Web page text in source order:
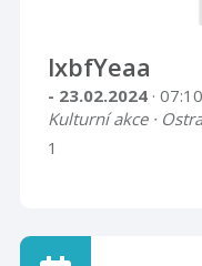
lxbfYeaa
- 23.02.2024 ·
Kulturní akce ·
1